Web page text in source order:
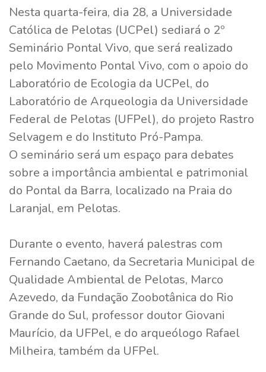
Nesta quarta-feira, dia 28, a Universidade
Católica de Pelotas (UCPel) sediará o 2º
Seminário Pontal Vivo, que será realizado
pelo Movimento Pontal Vivo, com o apoio do
Laboratório de Ecologia da UCPel, do
Laboratório de Arqueologia da Universidade
Federal de Pelotas (UFPel), do projeto Rastro
Selvagem e do Instituto Pró-Pampa.
O seminário será um espaço para debates
sobre a importância ambiental e patrimonial
do Pontal da Barra, localizado na Praia do
Laranjal, em Pelotas.
Durante o evento, haverá palestras com
Fernando Caetano, da Secretaria Municipal de
Qualidade Ambiental de Pelotas, Marco
Azevedo, da Fundação Zoobotânica do Rio
Grande do Sul, professor doutor Giovani
Maurício, da UFPel, e do arqueólogo Rafael
Milheira, também da UFPel.